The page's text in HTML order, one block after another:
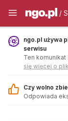
/
ngo.pl używa
serwisu
Ten
się więcej o
Czy wolno
Odpowiada